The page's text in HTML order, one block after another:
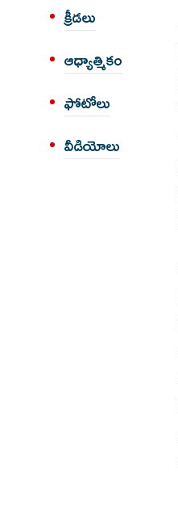
క్రీడలు
ఆధ్యాత్మికం
ఫోటోలు
వీడియోలు